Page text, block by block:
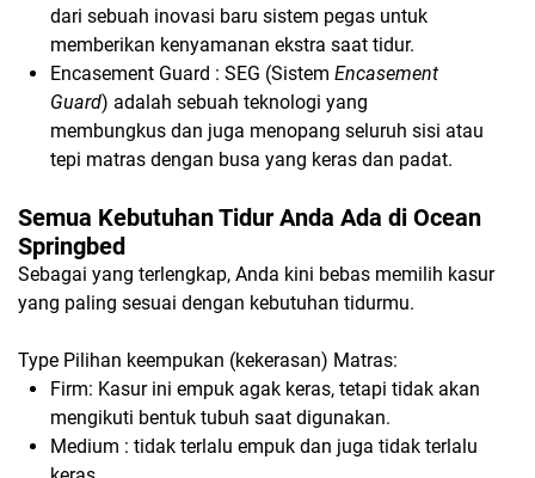
dari sebuah inovasi baru sistem pegas untuk
memberikan kenyamanan ekstra saat tidur.
Encasement Guard : SEG (Sistem Encasement
Guard) adalah sebuah teknologi yang
membungkus dan juga menopang seluruh sisi atau
tepi matras dengan busa yang keras dan padat.
Semua Kebutuhan Tidur Anda Ada di Ocean
Springbed
Sebagai yang terlengkap, Anda kini bebas memilih kasur
yang paling sesuai dengan kebutuhan tidurmu.
Type Pilihan keempukan (kekerasan) Matras:
Firm: Kasur ini empuk agak keras, tetapi tidak akan
mengikuti bentuk tubuh saat digunakan.
Medium : tidak terlalu empuk dan juga tidak terlalu